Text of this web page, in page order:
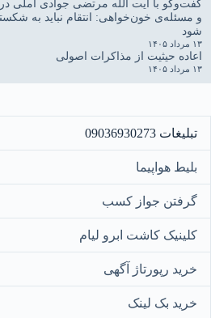
گفت‌وگو با آیت الله مرتضی جوادی آملی
و مسئله‌ی خون‌خواهی: انتقام نباید به
شود
۱۳ مرداد ۱۴۰۵
اعاده حیثیت از مذاکرات اصولی
۱۳ مرداد ۱۴۰۵
تبلیغات 09036930273
بلیط هواپیما
گرفتن جواز کسب
کلینیک کاشت ابرو لیام
خرید رپورتاژ آگهی
خرید بک لینک